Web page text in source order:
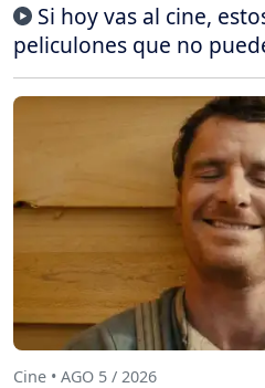
Si hoy vas al cine,
peliculones que no
Cine • AGO 5 / 2026